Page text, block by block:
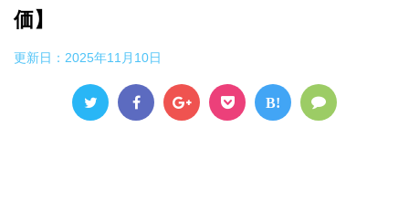
価】
更新日： 2025年11月10日
B!